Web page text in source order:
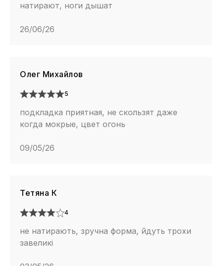
натирают, ноги дышат
26/06/26
Олег Михайлов
5
подкладка приятная, не скользят даже
когда мокрые, цвет огонь
09/05/26
Тетяна К
4
не натирають, зручна форма, йдуть трохи
завеликі